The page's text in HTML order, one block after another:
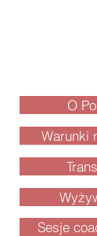
O
Warunki
Sesje